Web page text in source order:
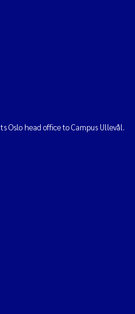
Oslo head office to Campus Ullevål.